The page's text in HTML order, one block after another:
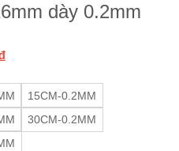
dày 0.2mm
từ
700,000 ₫
đến
800,000 ₫
15CM-0.2MM
30CM-0.2MM